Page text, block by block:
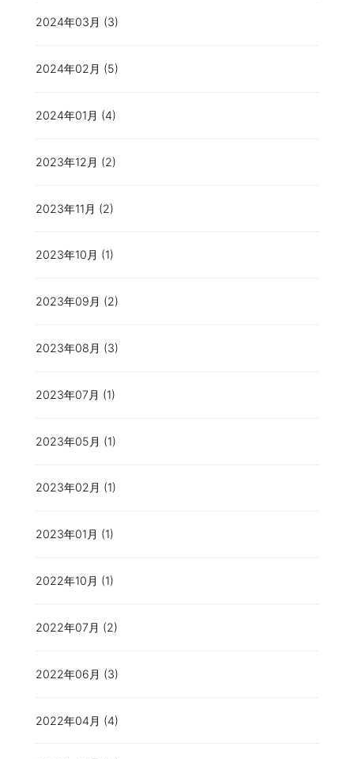
2024年03月 (3)
2024年02月 (5)
2024年01月 (4)
2023年12月 (2)
2023年11月 (2)
2023年10月 (1)
2023年09月 (2)
2023年08月 (3)
2023年07月 (1)
2023年05月 (1)
2023年02月 (1)
2023年01月 (1)
2022年10月 (1)
2022年07月 (2)
2022年06月 (3)
2022年04月 (4)